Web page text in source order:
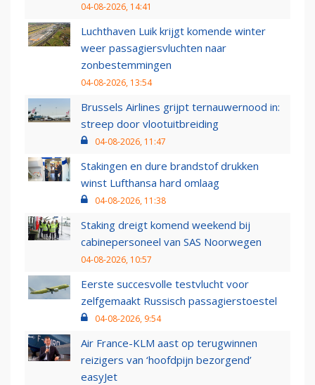
04-08-2026, 14:41
Luchthaven Luik krijgt komende winter
weer passagiersvluchten naar
zonbestemmingen
04-08-2026, 13:54
Brussels Airlines grijpt ternauwernood in:
streep door vlootuitbreiding
04-08-2026, 11:47
Stakingen en dure brandstof drukken
winst Lufthansa hard omlaag
04-08-2026, 11:38
Staking dreigt komend weekend bij
cabinepersoneel van SAS Noorwegen
04-08-2026, 10:57
Eerste succesvolle testvlucht voor
zelfgemaakt Russisch passagierstoestel
04-08-2026, 9:54
Air France-KLM aast op terugwinnen
reizigers van ‘hoofdpijn bezorgend’
easyJet